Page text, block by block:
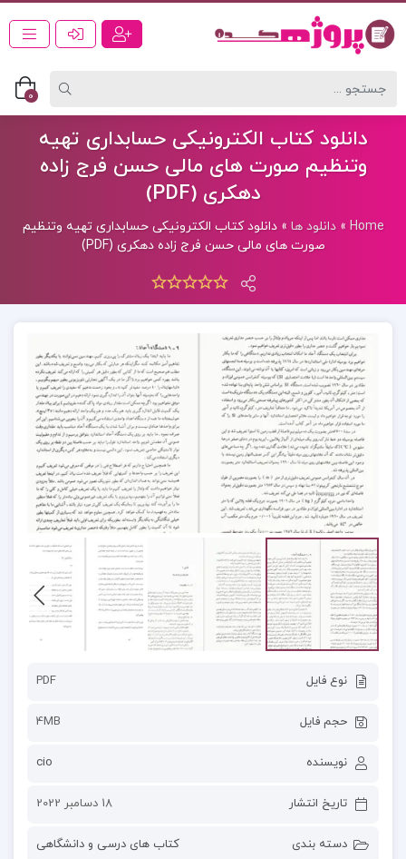
0
دانلود کتاب الکترونیکی حسابداری تهیه
وتنظیم صورت های مالی حسن فرج زاده
دهکری (PDF)
Home
»دانلود ها »دانلود کتاب الکترونیکی حسابداری تهیه وتنظیم
صورت های مالی حسن فرج زاده دهکری (PDF)
نوع فایل PDF
حجم فایل 4MB
نویسنده cio
تاریخ انتشار 18 دسامبر 2022
دسته بندی کتاب های درسی و دانشگاهی